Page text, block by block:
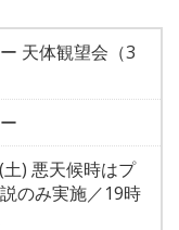
天体観望会（3
) 悪天候時はプ
のみ実施／19時